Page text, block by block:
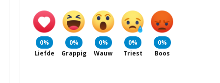
0%
Liefde
0%
Grappig
0%
Wauw
0%
Triest
0%
Boos